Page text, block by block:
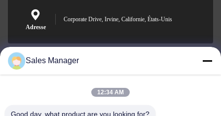
Adresse
Corporate Drive, Irvine, Californie, États-Unis
sales@ltcircuit.com
Sales Manager
12:34 AM
Good day, what product are you looking for?